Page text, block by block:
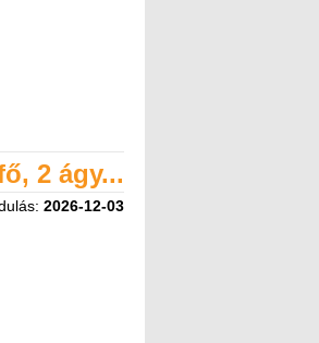
2 ágy...
2026-12-03